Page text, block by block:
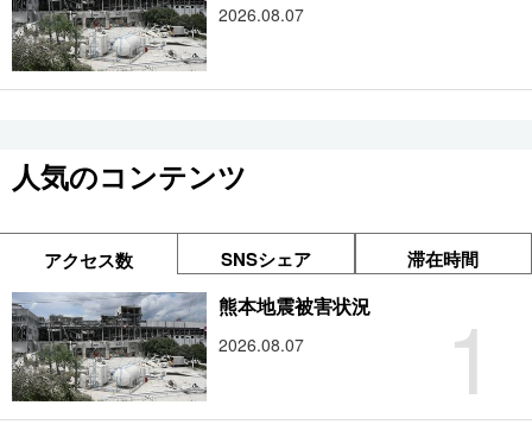
2026.08.07
人気のコンテンツ
アクセス数 SNSシェア 滞在時間
1
熊本地震被害状況
2026.08.07